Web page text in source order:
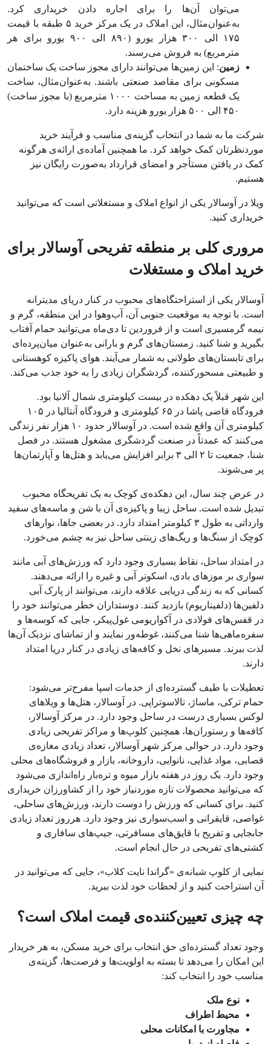
می‌توان آن‌ها را برای اجاره دادن خریداری کرد.
به‌عنوان‌مثال، این املاک در یک مرکز خرید ۵ طبقه با قیمت
۱۷۵ الی ۳۰۰ هزار یورو (۸۹۰ الی ۹۰۰ یورو برای هر
مترمربع) به فروش می‌رسند.
زمین: این زمین‌ها می‌توانند دارای مجوز ساخت یک ساختمان
مسکونی برای مقاصد صنعتی باشند. به‌عنوان‌مثال، ساخت
یک قطعه زمین به مساحت ۱۰۰۰ مترمربع (با مجوز ساخت)
۴۵۰ الی ۵۰۰ هزار یورو هزینه دارد.
شرکت ما به شما در انتخاب گزینه‌ی مناسب و فرآیند خرید
موردنظرتان کمک خواهد کرد. ما همچنین آماده‌ی ارائه‌ی هرگونه
کمک در یافتن مستأجر و امضای قرارداد به‌صورت رایگان نیز
هستیم.
ویلا در آوسالار یکی از انواع املاک و مستغلاتی است که می‌توانید
خریداری کنید.
مروری کلی بر منطقه تفریحی آوسالار برای
خرید املاک و مستغلات
آوسالار یکی از استراحتگاه‌های محبوب در کنار دریای مدیترانه
است. با توجه به موقعیت جنوبی آن، آب‌وهوا در این منطقه، گرم و
نیمه گرمسیری است و از فروردین تا دی‌ماه می‌توانید حمام آفتاب
بگیرید و شنا کنید. زمستان‌های گرم و بارانی به‌عنوان میان‌پرده‌ای
برای تابستان‌های طولانی به شمار می‌آیند. هوای پاکیزه کوهستانی
و طبیعتی مسحورکننده، گردشگران زیادی را به خود جذب می‌کند.
این شهر قبلاً یک دهکده در بیست کیلومتری شمال آلانیا بود.
فرودگاه قاضی پاشا در ۶۵ کیلومتری و فرودگاه آنتالیا در ۱۰۵
کیلومتری آن واقع شده است. در آوسالار حدود ۱۰ هزار نفر زندگی
می‌کنند که عمدتاً در صنعت گردشگری مشغول هستند. در فصل
شنا، جمعیت تا ۲ الی ۳ برابر افزایش می‌یابد و هتل‌ها و آپارتمان‌ها
پر می‌شوند.
در عرض چند سال، این دهکده‌ی کوچک به یک تفریحگاه محبوب
تبدیل شده است. ساحل زیبا و پاکیزه‌ی آن با شن و ماسه‌های سفید
وارداتی به طول ۳ کیلومتر امتداد دارد. در بعضی جاها، نوارهای
کوچک از سنگ‌ها و ریگ‌های زینتی ساحل نیز به چشم می‌خورد.
در امتداد ساحل، نقاط بسیاری وجود دارد که ورزش‌های آبی مانند
سواری بر موزهای بادی، اسکوتر آبی و غیره را ارائه می‌دهند.
کسانی که به زندگی دریایی علاقه دارند، می‌توانند از پارک آبی
دلفین‌ها (دلفیناریوم) بازدید کنند. دوستداران خطر می‌توانند خود را
در قفس‌های فولادی در آکواریومی غول‌پیکر، جایی که کوسه‌ها و
سفره‌ماهی‌ها شنا می‌کنند، غوطه‌ور نمایند و از تماشای نزدیک آن‌ها
لذت ببرند. مسیرهای نخل و کافه‌های زیادی در کنار دریا امتداد
دارند.
تعطیلات با طیف گسترده‌ای از خدمات اسپا مفرح‌تر می‌شود:
حمام ترکی، ماساژ، تالاسوتراپی. در آوسالار، هتل‌ها و ویلاهای
لوکس بسیاری درست در ساحل وجود دارد. در مرکز آوسالار،
کافه‌ها و رستوران‌ها، همچنین کلوپ‌ها و مراکز تفریحی زیادی
وجود دارد. در حوالی مرکز شهر آوسالار، تعداد زیادی مغازه‌ی
قصابی، مواد غذایی، نانوایی، داروخانه، بازار و فروشگاه‌های محلی
وجود دارد. یک روز در هفته بازار میوه و تره‌بار راه‌اندازی می‌شود
که می‌توانید محصولات تازه موردنیاز خود را از کشاورزان خریداری
کنید. برای کسانی که ورزش را دوست دارند، ورزش‌های ساحلی،
غواصی، قایقرانی و اسب‌سواری نیز وجود دارد. هرروز تعداد زیادی
جابجایی و تفریح با قایق‌های مسافرتی، جیپ‌های سافاری و
کشتی‌های تفریحی در حال انجام است.
نمایی از کلوپ شبانه‌ی «گراندا نایت کلاب»، جایی که می‌توانید در
آن استراحت کنید و از لحظات خود لذت ببرید.
چه چیزی تعیین‌کننده‌ی قیمت املاک است؟
وجود تعداد گسترده‌ای حق انتخاب برای خرید مسکن، به هر خریدار
این امکان را می‌دهد تا بسته به اولویت‌ها و فرصت‌ها، گزینه‌ی
مناسب خود را انتخاب کند:
نوع ملک
محیط اطراف
مجاورت با امکانات محلی